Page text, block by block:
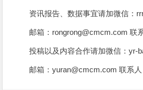
资讯报告、数据事宜请加微信：
邮箱： rongrong@cmcm.com 联
投稿以及内容合作请加微信：yr-
邮箱：yuran@cmcm.com 联系